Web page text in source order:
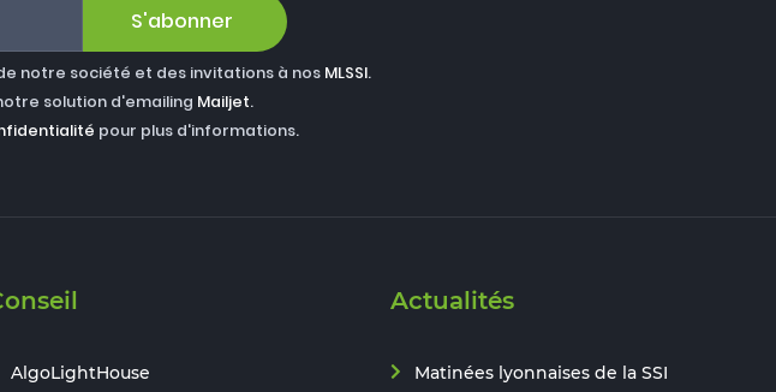
S'abonner
notre société et des invitations à nos MLSSI.
solution d'emailing Mailjet.
pour plus d'informations.
AlgoLightHouse
Actualités
Matinées lyonnaises de la SSI